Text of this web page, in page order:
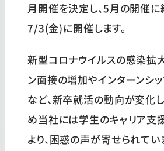
月開催を決定し、5月の開催に
7/3(金)に開催します。
新型コロナウイルスの感染拡
ン面接の増加やインターンシ
など、新卒就活の動向が変化
め当社には学生のキャリア支
より、困惑の声が寄せられてい